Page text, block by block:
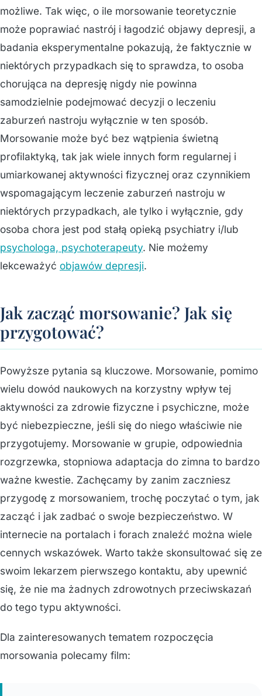
możliwe. Tak więc, o ile morsowanie teoretycznie
może poprawiać nastrój i łagodzić objawy depresji, a
badania eksperymentalne pokazują, że faktycznie w
niektórych przypadkach się to sprawdza, to osoba
chorująca na depresję nigdy nie powinna
samodzielnie podejmować decyzji o leczeniu
zaburzeń nastroju wyłącznie w ten sposób.
Morsowanie może być bez wątpienia świetną
profilaktyką, tak jak wiele innych form regularnej i
umiarkowanej aktywności fizycznej oraz czynnikiem
wspomagającym leczenie zaburzeń nastroju w
niektórych przypadkach, ale tylko i wyłącznie, gdy
osoba chora jest pod stałą opieką psychiatry i/lub
psychologa, psychoterapeuty. Nie możemy
lekceważyć objawów depresji.
Jak zacząć morsowanie? Jak się
przygotować?
Powyższe pytania są kluczowe. Morsowanie, pomimo
wielu dowód naukowych na korzystny wpływ tej
aktywności za zdrowie fizyczne i psychiczne, może
być niebezpieczne, jeśli się do niego właściwie nie
przygotujemy. Morsowanie w grupie, odpowiednia
rozgrzewka, stopniowa adaptacja do zimna to bardzo
ważne kwestie. Zachęcamy by zanim zaczniesz
przygodę z morsowaniem, trochę poczytać o tym, jak
zacząć i jak zadbać o swoje bezpieczeństwo. W
internecie na portalach i forach znaleźć można wiele
cennych wskazówek. Warto także skonsultować się ze
swoim lekarzem pierwszego kontaktu, aby upewnić
się, że nie ma żadnych zdrowotnych przeciwskazań
do tego typu aktywności.
Dla zainteresowanych tematem rozpoczęcia
morsowania polecamy film: